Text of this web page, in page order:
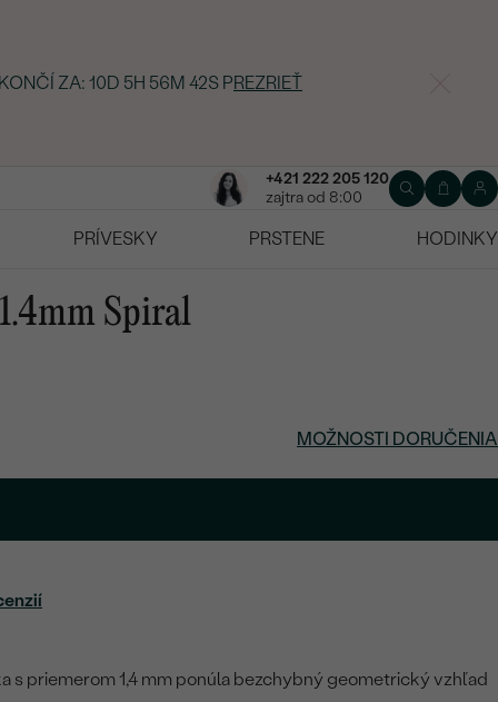
KONČÍ ZA:10D 5H 56M 41SPREZRIEŤ
+421 222 205 120
zajtra od 8:00
PRÍVESKY PRSTENE
HODINKY
Spiral
MOŽNOSTI DORUČENIA
s priemerom 1,4 mm ponúla bezchybný geometrický vzhľad